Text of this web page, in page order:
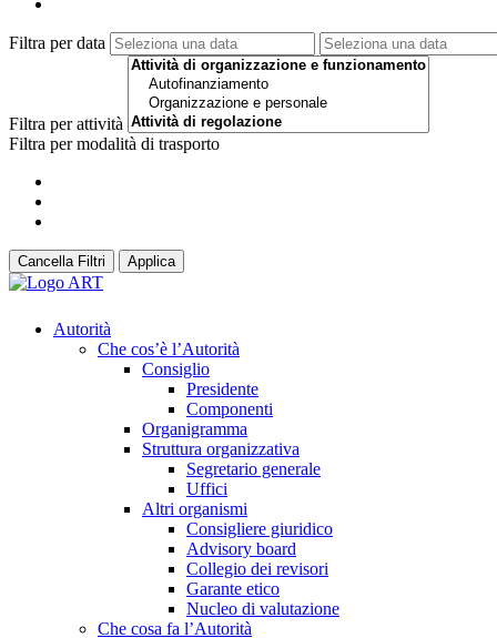
Filtra per data
Filtra per attività
Filtra per modalità di trasporto
Cancella Filtri Applica
Autorità
Che cos’è l’Autorità
Consiglio
Presidente
Componenti
Organigramma
Struttura organizzativa
Segretario generale
Uffici
Altri organismi
Consigliere giuridico
Advisory board
Collegio dei revisori
Garante etico
Nucleo di valutazione
Che cosa fa l’Autorità